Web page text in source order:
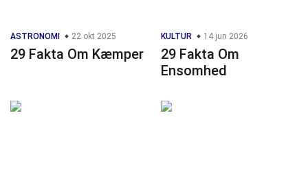
ASTRONOMI 22 okt 2025
29 Fakta Om Kæmper
KULTUR 14 jun 2026
29 Fakta Om
Ensomhed